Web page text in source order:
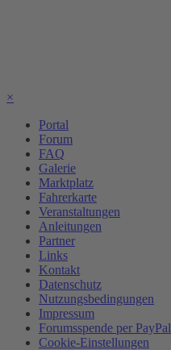
×
Portal
Forum
FAQ
Galerie
Marktplatz
Fahrerkarte
Veranstaltungen
Anleitungen
Partner
Links
Kontakt
Datenschutz
Nutzungsbedingungen
Impressum
Forumsspende per PayPal
Cookie-Einstellungen